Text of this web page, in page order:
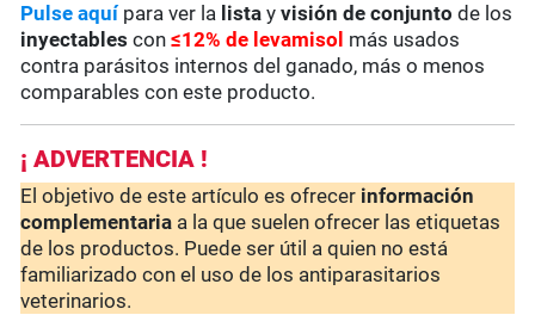
Pulse aquí para ver la lista yvisión de conjunto de los
inyectables con≤12% de levamisol más usados
contra parásitos internos del ganado, más o menos
comparables con este producto.
¡ ADVERTENCIA !
El objetivo de este artículo es ofrecer información
complementaria a la que suelen ofrecer las etiquetas
de los productos. Puede ser útil a quien no está
familiarizado con el uso de los antiparasitarios
veterinarios.